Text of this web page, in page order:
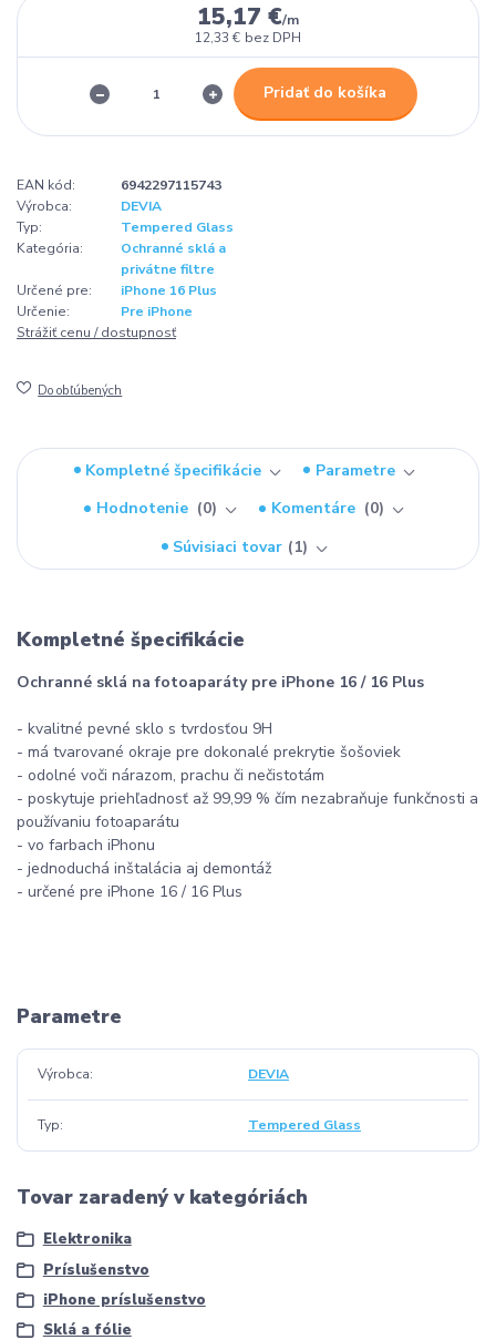
15,17 €/m
12,33 € bez DPH
Pridať do košíka
EAN kód:
6942297115743
Výrobca:
DEVIA
Typ:
Tempered Glass
Kategória:
Ochranné sklá a
privátne filtre
Určené pre:
iPhone 16 Plus
Určenie:
Pre iPhone
Strážiť cenu / dostupnosť
Do obľúbených
Kompletné špecifikácie
Parametre
Hodnotenie
0 Komentáre
0
Súvisiaci tovar
1
Kompletné špecifikácie
Ochranné sklá na fotoaparáty pre iPhone 16 / 16 Plus
- kvalitné pevné sklo s tvrdosťou 9H
- má tvarované okraje pre dokonalé prekrytie šošoviek
- odolné voči nárazom, prachu či nečistotám
- poskytuje priehľadnosť až 99,99 % čím nezabraňuje funkčnosti a
používaniu fotoaparátu
- vo farbach iPhonu
- jednoduchá inštalácia aj demontáž
- určené pre iPhone 16 / 16 Plus
Parametre
Výrobca DEVIA
Typ Tempered Glass
Tovar zaradený v kategóriách
Elektronika
Príslušenstvo
iPhone príslušenstvo
Sklá a fólie